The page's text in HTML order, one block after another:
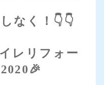
なく！👇👇
レリフォー